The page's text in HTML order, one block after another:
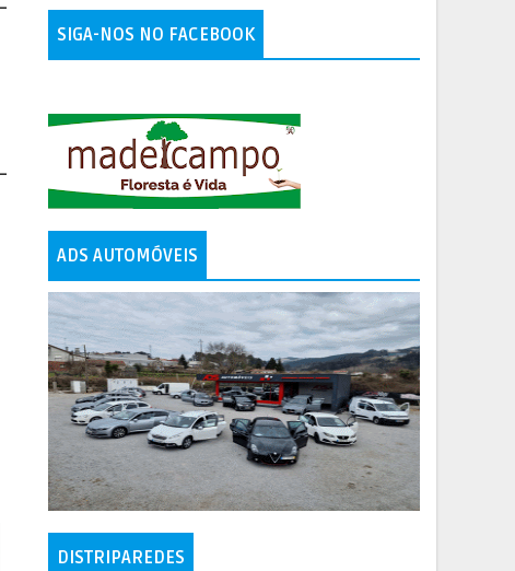
SIGA-NOS NO FACEBOOK
ADS AUTOMÓVEIS
DISTRIPAREDES